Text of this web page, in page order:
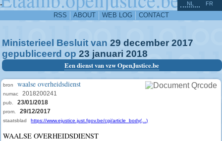
-
RSS ABOUT WEB LOG CONTACT
NL FR
Ministerieel Besluit van 29 december 2017
gepubliceerd op 23 januari 2018
Een dienst van vzw OpenJustice.be
bron waalse overheidsdienst
numac 2018200241
pub. 23/01/2018
prom. 29/12/2017
staatsblad https://www.ejustice.just.fgov.be/cgi/article_body(...)
WAALSE OVERHEIDSDIENST
^